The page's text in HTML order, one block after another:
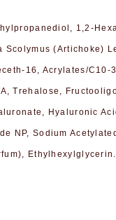
1,2-
Scolymus (Artichoke)
16, Acrylates/
Trehalose,
Hyaluronic
NP, Sodium
Ethylhexylglycerin.